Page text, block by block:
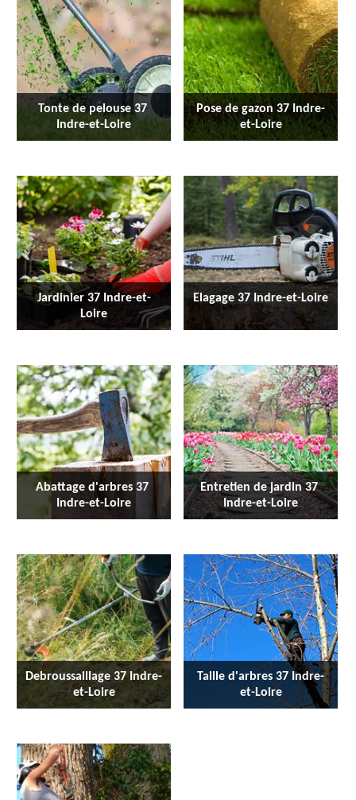
Tonte de pelouse 37
Indre-et-Loire
Pose de gazon 37 Indre-
et-Loire
Jardinier 37 Indre-et-
Loire
Elagage 37 Indre-et-Loire
Abattage d'arbres 37
Indre-et-Loire
Entretien de jardin 37
Indre-et-Loire
Debroussaillage 37 Indre-
et-Loire
Taille d'arbres 37 Indre-
et-Loire